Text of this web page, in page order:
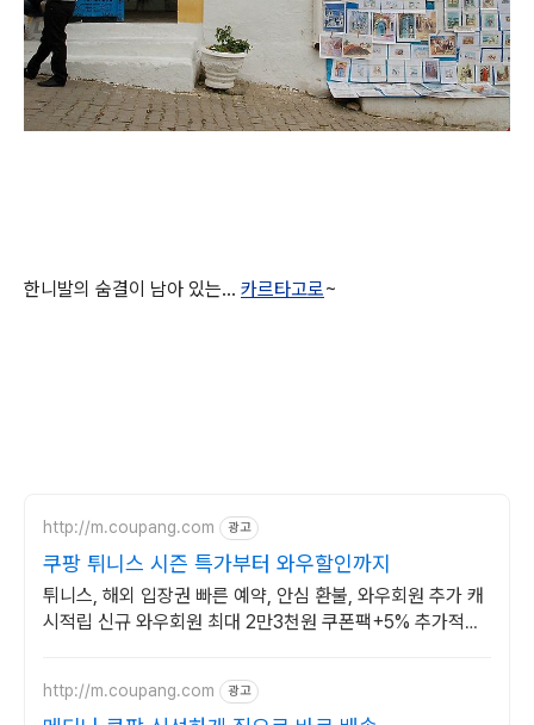
한니발의 숨결이 남아 있는... 카르타고로~
http://m.coupang.com 광고
쿠팡 튀니스 시즌 특가부터 와우할인까지
튀니스, 해외 입장권 빠른 예약, 안심 환불, 와우회원 추가 캐
시적립 신규 와우회원 최대 2만3천원 쿠폰팩+5% 추가적립
http://m.coupang.com 광고